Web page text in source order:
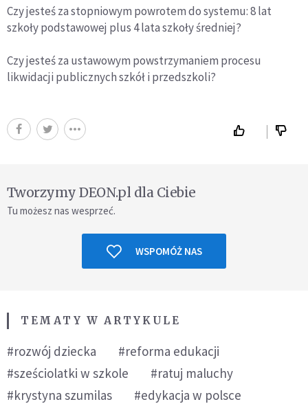
Czy jesteś za stopniowym powrotem do systemu: 8 lat
szkoły podstawowej plus 4 lata szkoły średniej?
Czy jesteś za ustawowym powstrzymaniem procesu
likwidacji publicznych szkół i przedszkoli?
Tworzymy DEON.pl dla Ciebie
Tu możesz nas wesprzeć.
WSPOMÓŻ NAS
TEMATY W ARTYKULE
#rozwój dziecka
#reforma edukacji
#sześciolatki w szkole
#ratuj maluchy
#krystyna szumilas
#edykacja w polsce